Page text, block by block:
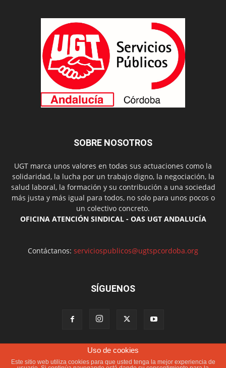
SOBRE NOSOTROS
UGT marca unos valores en todas sus actuaciones como la
solidaridad, la lucha por un trabajo digno, la negociación, la
salud laboral, la formación y su contribución a una sociedad
más justa y más igual para todos, no solo para unos pocos o
un colectivo concreto.
OFICINA ATENCIÓN SINDICAL - OAS UGT ANDALUCÍA
Contáctanos: serviciospublicos@ugtspcordoba.org
SÍGUENOS
Uso de cookies
Este sitio web utiliza cookies para que usted tenga la mejor experiencia de